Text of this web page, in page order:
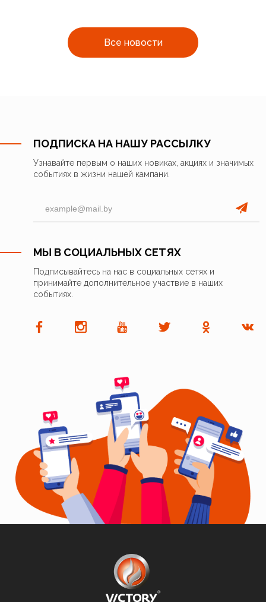
Все новости
ПОДПИСКА НА НАШУ РАССЫЛКУ
Узнавайте первым о наших новиках, акциях и значимых
событиях в жизни нашей кампани.
МЫ В СОЦИАЛЬНЫХ СЕТЯХ
Подписывайтесь на нас в социальных сетях и
принимайте дополнительное участвие в наших
событиях.